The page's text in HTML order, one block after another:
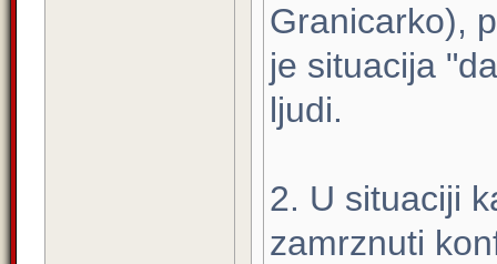
Granicarko),
je situacija
ljudi.
2. U situaciji
zamrznuti